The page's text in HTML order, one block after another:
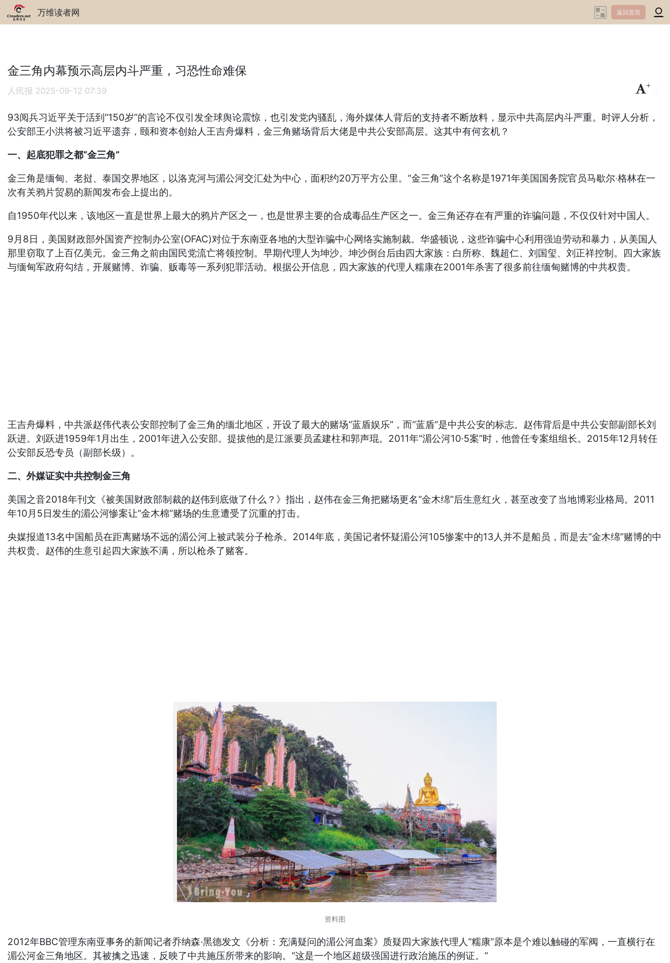
万维读者网 返回首页
金三角内幕预示高层内斗严重，习恐性命难保
人民报 2025-09-12 07:39
+
93阅兵习近平关于活到“150岁”的言论不仅引发全球舆论震惊，也引发党内骚乱，海外媒体人背后的支持者不断放料，显示中共高层内斗严重。时评人分析，
公安部王小洪将被习近平遗弃，颐和资本创始人王吉舟爆料，金三角赌场背后大佬是中共公安部高层。这其中有何玄机？
一、起底犯罪之都“金三角”
金三角是缅甸、老挝、泰国交界地区，以洛克河与湄公河交汇处为中心，面积约20万平方公里。“金三角”这个名称是1971年美国国务院官员马歇尔‧格林在一
次有关鸦片贸易的新闻发布会上提出的。
自1950年代以来，该地区一直是世界上最大的鸦片产区之一，也是世界主要的合成毒品生产区之一。金三角还存在有严重的诈骗问题，不仅仅针对中国人。
9月8日，美国财政部外国资产控制办公室(OFAC)对位于东南亚各地的大型诈骗中心网络实施制裁。华盛顿说，这些诈骗中心利用强迫劳动和暴力，从美国人
那里窃取了上百亿美元。金三角之前由国民党流亡将领控制。早期代理人为坤沙。坤沙倒台后由四大家族：白所称、魏超仁、刘国玺、刘正祥控制。四大家族
与缅甸军政府勾结，开展赌博、诈骗、贩毒等一系列犯罪活动。根据公开信息，四大家族的代理人糯康在2001年杀害了很多前往缅甸赌博的中共权贵。
王吉舟爆料，中共派赵伟代表公安部控制了金三角的缅北地区，开设了最大的赌场“蓝盾娱乐”，而“蓝盾”是中共公安的标志。赵伟背后是中共公安部副部长刘
跃进。刘跃进1959年1月出生，2001年进入公安部。提拔他的是江派要员孟建柱和郭声琨。2011年“湄公河10·5案”时，他曾任专案组组长。2015年12月转任
公安部反恐专员（副部长级）。
二、外媒证实中共控制金三角
美国之音2018年刊文《被美国财政部制裁的赵伟到底做了什么？》指出，赵伟在金三角把赌场更名“金木绵”后生意红火，甚至改变了当地博彩业格局。2011
年10月5日发生的湄公河惨案让“金木棉”赌场的生意遭受了沉重的打击。
央媒报道13名中国船员在距离赌场不远的湄公河上被武装分子枪杀。2014年底，美国记者怀疑湄公河105惨案中的13人并不是船员，而是去“金木绵”赌博的中
共权贵。赵伟的生意引起四大家族不满，所以枪杀了赌客。
资料图
2012年BBC管理东南亚事务的新闻记者乔纳森·黑德发文《分析：充满疑问的湄公河血案》质疑四大家族代理人“糯康”原本是个难以触碰的军阀，一直横行在
湄公河金三角地区。其被擒之迅速，反映了中共施压所带来的影响。“这是一个地区超级强国进行政治施压的例证。”